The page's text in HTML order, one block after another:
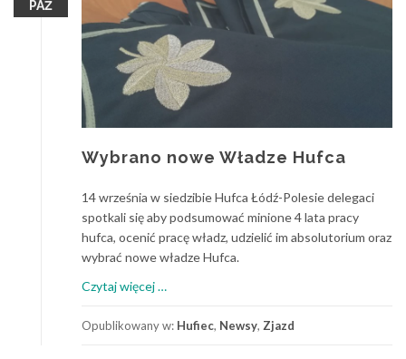
PAŹ
Wybrano nowe Władze Hufca
14 września w siedzibie Hufca Łódź-Polesie delegaci
spotkali się aby podsumować minione 4 lata pracy
hufca, ocenić pracę władz, udzielić im absolutorium oraz
wybrać nowe władze Hufca.
Czytaj więcej
nowe
…
Opublikowany w: Hufiec, Newsy, Zjazd